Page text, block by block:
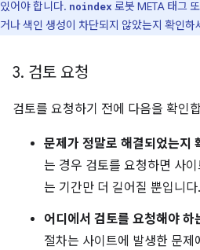
있어야 합니다. noindex 로봇 META 태그
거나 색인 생성이 차단되지 않았는지 확인하
3. 검토 요청
검토를 요청하기 전에 다음을 확인
문제가 정말로 해결되었는지
는 경우 검토를 요청하면 사
는 기간만 더 길어질 뿐입니다.
어디에서 검토를 요청해야
절차는 사이트에 발생한 문제